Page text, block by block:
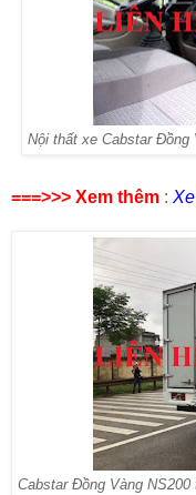
Nội thất xe Cabstar Đồng
===>>> Xem thêm :
Cabstar Đồng Vàng